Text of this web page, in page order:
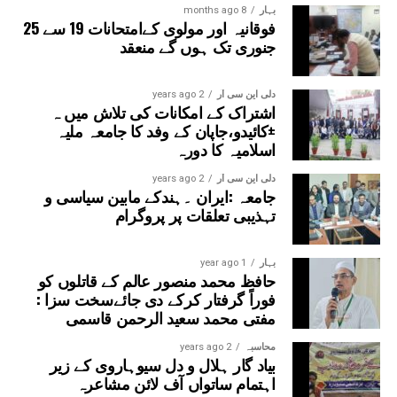
بہار 8 months ago
فوقانیہ اور مولوی کےامتحانات 19 سے 25
جنوری تک ہوں گے منعقد
دلی این سی آر 2 years ago
اشتراک کے امکانات کی تلاش میں ہ
±کائیدو،جاپان کے وفد کا جامعہ ملیہ
اسلامیہ کا دورہ
دلی این سی آر 2 years ago
جامعہ :ایران ۔ہندکے مابین سیاسی و
تہذیبی تعلقات پر پروگرام
بہار 1 year ago
حافظ محمد منصور عالم کے قاتلوں کو
فوراً گرفتار کرکے دی جائےسخت سزا :
مفتی محمد سعید الرحمن قاسمی
محاسبہ 2 years ago
بیاد گار ہلال و دل سیوہاروی کے زیر
اہتمام ساتواں آف لائن مشاعرہ